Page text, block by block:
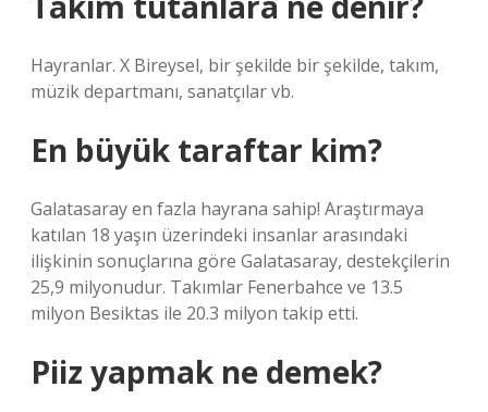
Hayranlar. X Bireysel, bir şekilde bir şekilde, takım,
müzik departmanı, sanatçılar vb.
En büyük taraftar kim?
Galatasaray en fazla hayrana sahip! Araştırmaya
katılan 18 yaşın üzerindeki insanlar arasındaki
ilişkinin sonuçlarına göre Galatasaray, destekçilerin
25,9 milyonudur. Takımlar Fenerbahce ve 13.5
milyon Besiktas ile 20.3 milyon takip etti.
Piiz yapmak ne demek?